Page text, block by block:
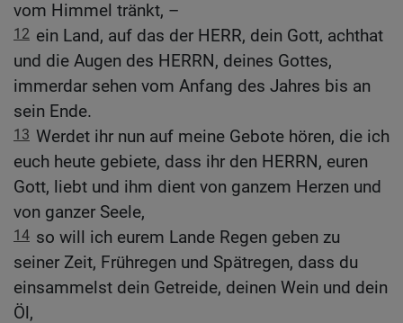
vom Himmel tränkt, –
12 ein Land, auf das der HERR, dein Gott, achthat
und die Augen des HERRN, deines Gottes,
immerdar sehen vom Anfang des Jahres bis an
sein Ende.
13 Werdet ihr nun auf meine Gebote hören, die ich
euch heute gebiete, dass ihr den HERRN, euren
Gott, liebt und ihm dient von ganzem Herzen und
von ganzer Seele,
14 so will ich eurem Lande Regen geben zu
seiner Zeit, Frühregen und Spätregen, dass du
einsammelst dein Getreide, deinen Wein und dein
Öl,